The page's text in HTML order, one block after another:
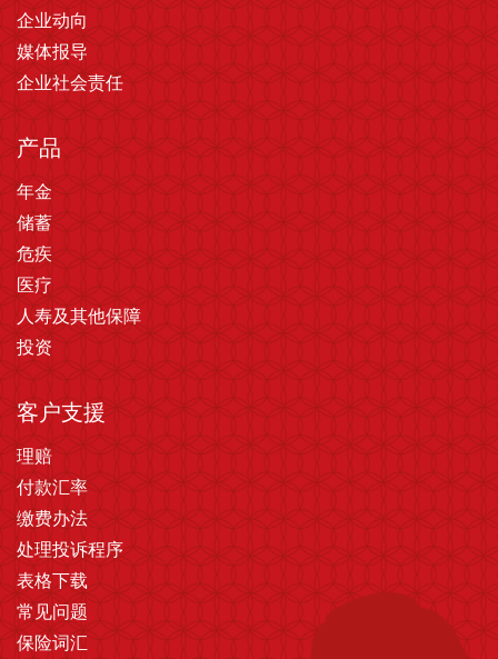
企业动向
媒体报导
企业社会责任
产品
年金
储蓄
危疾
医疗
人寿及其他保障
投资
客户支援
理赔
付款汇率
缴费办法
处理投诉程序
表格下载
常见问题
保险词汇